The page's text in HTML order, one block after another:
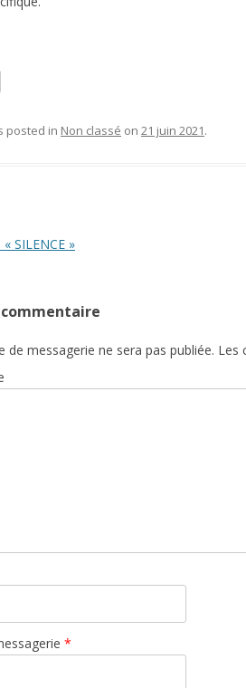
posted in Non classé on 21 juin 2021.
SILENCE »
de messagerie ne sera pas publiée. Les
*